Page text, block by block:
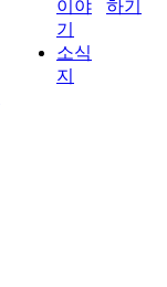
이야
기
소식
지
하기